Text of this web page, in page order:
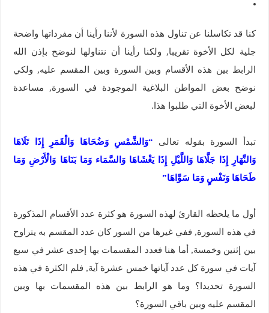
كنا قد تكاسلنا عن تناول هذه السورة لأننا رأينا أن مفرداتها واضحة
جلية لكل الأخوة تقريبا, ولكنا رأينا أن نتناولها لنوضح بإذن الله
الرابط بين هذه الأقسام وبين السورة وبين المقسم عليه, ولكي
نوضح بعض المواطن البلاغية الموجودة في السورة, مساعدة
لبعض الأخوة التي طلبوا هذا.
تبدأ السورة بقوله تعالى “وَالشَّمْسِ وَضُحَاهَا وَالْقَمَرِ إِذَا تَلَاهَا
وَالنَّهَارِ إِذَا جَلَّاهَا وَاللَّيْلِ إِذَا يَغْشَاهَا وَالسَّمَاء وَمَا بَنَاهَا وَالْأَرْضِ وَمَا
طَحَاهَا وَنَفْسٍ وَمَا سَوَّاهَا”
أول ما يلحظه القارئ لهذه السورة هو كثرة عدد الأقسام المذكورة
في هذه السورة, ففي غيرها من السور كان عدد المقسم به يتراوح
بين إثنين وخمسة, أما هنا فعدد المقسمات بها إحدى عشر في سبع
آيات في سورة كل عدد آياتها خمس عشرة آية, فلم الكثرة في هذه
السورة تحديدا؟ وما هو الرابط بين هذه المقسمات بها وبين
المقسم عليه وبين باقي السورة؟